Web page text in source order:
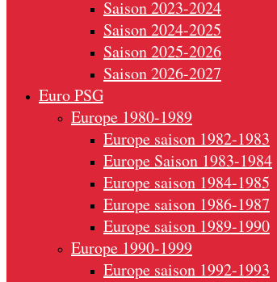
Saison 2023-2024
Saison 2024-2025
Saison 2025-2026
Saison 2026-2027
Euro PSG
Europe 1980-1989
Europe saison 1982-1983
Europe Saison 1983-1984
Europe saison 1984-1985
Europe saison 1986-1987
Europe saison 1989-1990
Europe 1990-1999
Europe saison 1992-1993